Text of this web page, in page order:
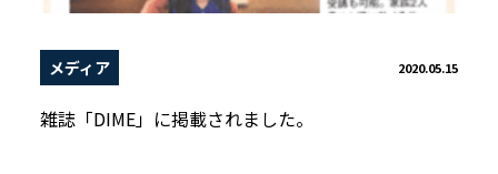
メディア 2020.05.15
雑誌「DIME」に掲載されました。